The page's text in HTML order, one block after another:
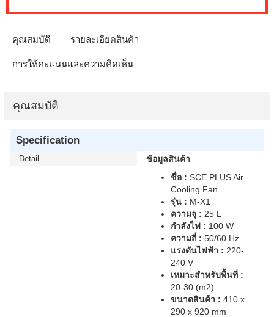
คุณสมบัติ รายละเอียดสินค้า
การให้คะแนนและความคิดเห็น
คุณสมบัติ
Specification
Detail
ข้อมูลสินค้า
ชื่อ : SCE PLUS Air
Cooling Fan
รุ่น : M-X1
ความจุ : 25 L
กำลังไฟ : 100 W
ความถี่ : 50/60 Hz
แรงดันไฟฟ้า : 220-
240 V
เหมาะสำหรับพื้นที่ :
20-30 (m2)
ขนาดสินค้า : 410 x
290 x 920 mm